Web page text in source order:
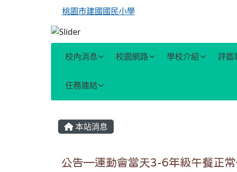
桃園市建國國民小學
校內消息 校園網路 學校介紹 評鑑
任務連結
主內容區域
本站消息
公告—運動會當天3-6年級午餐正常